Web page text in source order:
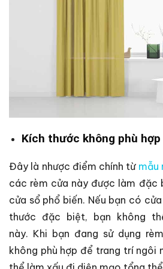
Kích thước không phù hợp
Đây là nhược điểm chính từ mẫu
các rèm cửa này được làm đặc
cửa sổ phổ biến. Nếu bạn có
thước đặc biệt, bạn không
này. Khi bạn đang sử dụng
không phù hợp để trang trí ngôi